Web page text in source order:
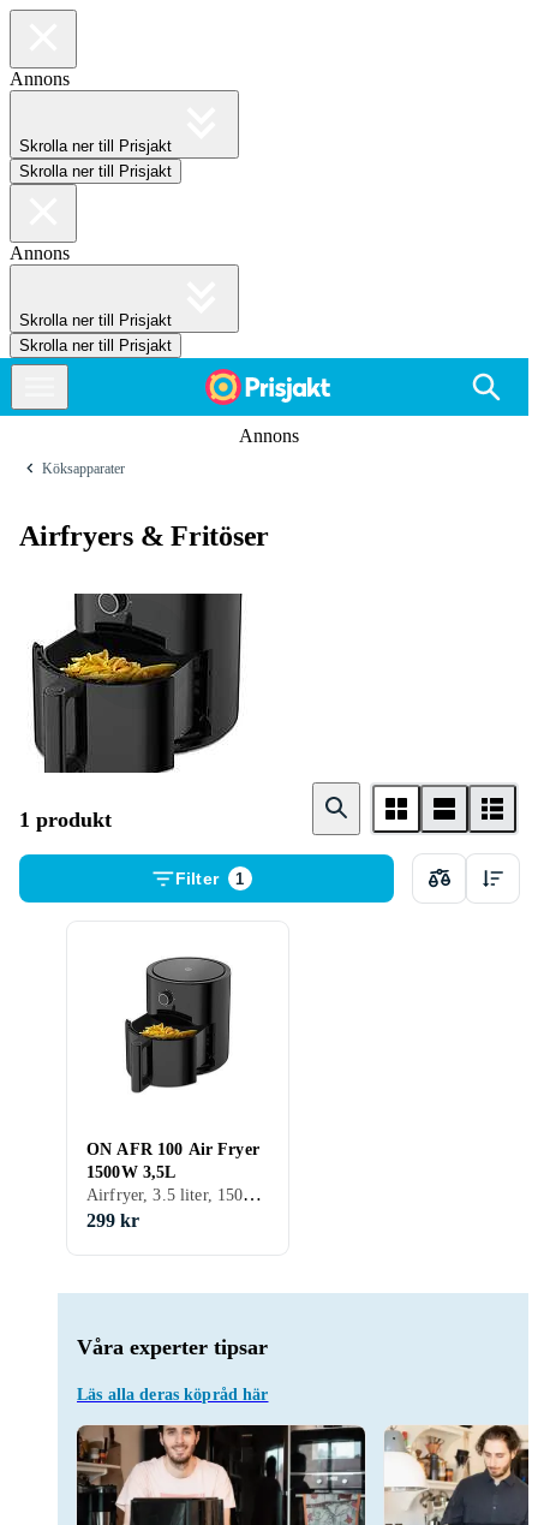
Annons
Skrolla ner till Prisjakt
Skrolla ner till Prisjakt
Annons
Skrolla ner till Prisjakt
Skrolla ner till Prisjakt
Annons
Köksapparater
Airfryers & Fritöser
1 produkt
Filter 1
Våra experter tipsar
Läs alla deras köpråd här
ON AFR 100 Air Fryer
1500W 3,5L
Airfryer, 3.5 liter, 1500 W
299 kr